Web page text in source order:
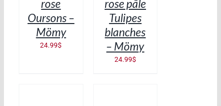
rose
Oursons –
Mömy
24.99$
rose pâle
Tulipes
blanches
– Mömy
24.99$